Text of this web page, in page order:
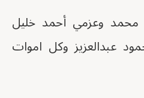
محمد وعزمي أحمد خليل
عبدالعزيز وكل اموات